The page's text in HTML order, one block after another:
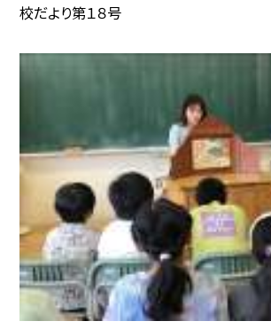
校だより第１８号